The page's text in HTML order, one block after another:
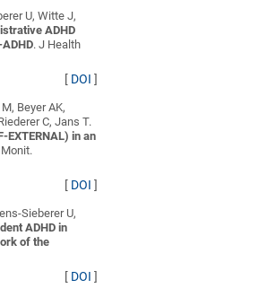
U, Witte J,
ADHD
. J Health
[ DOI ]
Beyer AK,
C, Jans T.
in an
[ DOI ]
Sieberer U,
ADHD in
of the
[ DOI ]